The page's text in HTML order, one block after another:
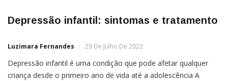
Depressão infantil: sintomas e tratamento
Luzimara Fernandes 29 De Julho De 2022
Depressão infantil é uma condição que pode afetar qualquer
criança desde o primeiro ano de vida até a adolescência A